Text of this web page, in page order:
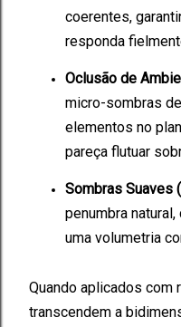
coerentes,
responda
Oclusão de
micro-sombras
elementos no
pareça flutuar
Sombras Suaves (
penumbra
uma volumetria
Quando aplicados com
transcendem a